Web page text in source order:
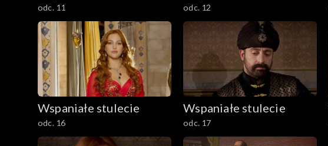
odc. 11 odc. 12
Wspaniałe stulecie
odc. 16
Wspaniałe stulecie
odc. 17